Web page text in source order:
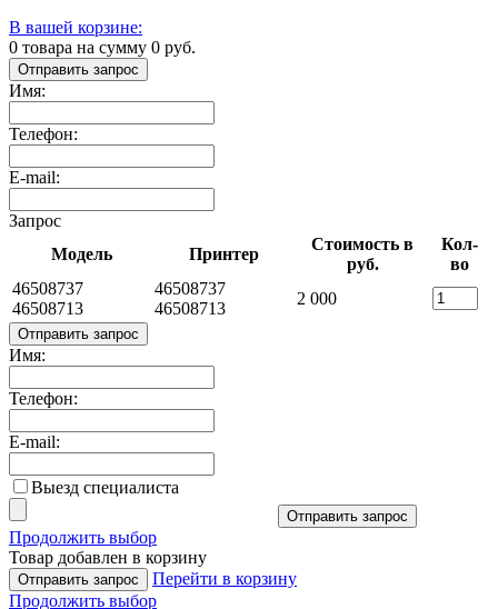
В вашей корзине:
0 товара на сумму 0 руб.
Отправить запрос
Имя:
Телефон:
E-mail:
Запрос
Модель
Принтер
Стоимость в
руб.
Кол-
во
46508737
46508713
46508737
46508713
2 000
Отправить запрос
Имя:
Телефон:
E-mail:
Выезд специалиста
Отправить запрос
Продолжить выбор
Товар добавлен в корзину
Отправить запрос
Перейти в корзину
Продолжить выбор